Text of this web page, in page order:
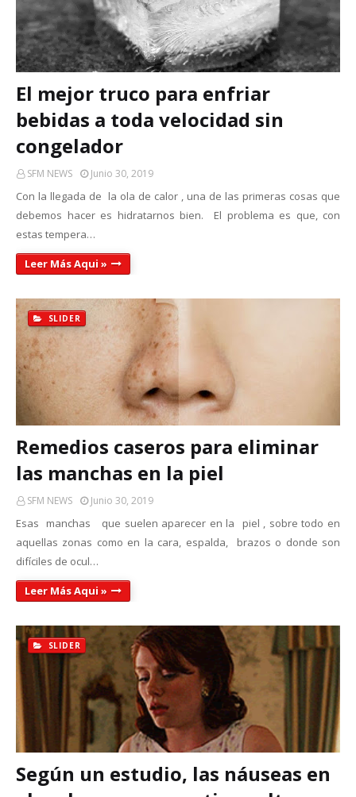
El mejor truco para enfriar
bebidas a toda velocidad sin
congelador
SFM NEWS Junio 30, 2019
Con la llegada de la ola de calor , una de las primeras cosas que
debemos hacer es hidratarnos bien. El problema es que, con
estas tempera…
Leer Más Aqui »
SLIDER
Remedios caseros para eliminar
las manchas en la piel
SFM NEWS Junio 30, 2019
Esas manchas que suelen aparecer en la piel , sobre todo en
aquellas zonas como en la cara, espalda, brazos o donde son
difíciles de ocul…
Leer Más Aqui »
SLIDER
Según un estudio, las náuseas en